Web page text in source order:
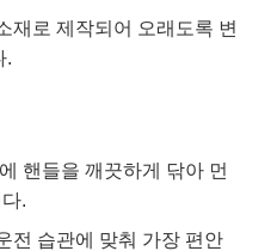
재로 제작되어 오래도록 변
핸들을 깨끗하게 닦아 먼
.
전 습관에 맞춰 가장 편안